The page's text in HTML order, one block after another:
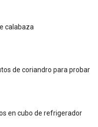
calabaza
de coriandro para probar
en cubo de refrigerador